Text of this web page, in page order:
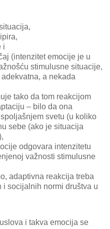
i
(intenzitet emocije je u
stimulusne situacije,
a nekada
tako da tom reakcijom
– bilo da ona
svetu (u koliko
sebe (ako je situacija
odgovara intenzitetu
važnosti stimulusne
adaptivna reakcija treba
i socijalnih normi društva u
i takva emocija se